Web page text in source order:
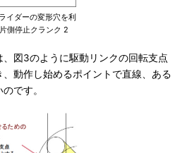
イダーの変形穴を利
側停止クランク 2
図3のように駆動リンクの回転支点
動作し始めるポイントで直線、ある
です。